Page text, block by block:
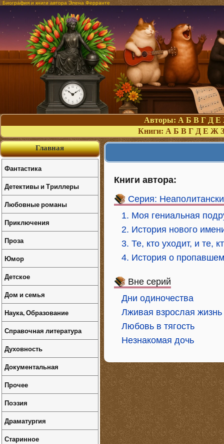
Биография и книги автора Элена Ферранте
Авторы: А Б В Г Д Е
Книги: А Б В Г Д Е Ж З
Книги автора:
Серия:
1. Моя гениальная
2. История нового
3. Те, кто уходит, и те,
4. История о
Вне серий
Дни одиночества
Лживая взрослая жизнь
Любовь в тягость
Незнакомая дочь
Главная
Фантастика
Детективы и Триллеры
Любовные романы
Приключения
Проза
Юмор
Детское
Дом и семья
Наука, Образование
Справочная литература
Духовность
Документальная
Прочее
Поэзия
Драматургия
Старинное